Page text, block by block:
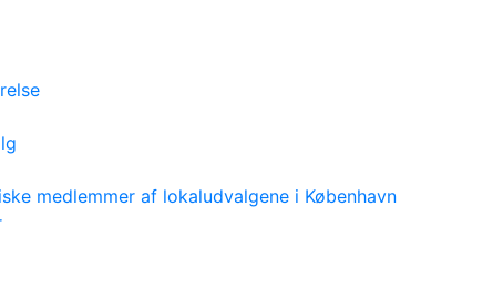
medlemmer af lokaludvalgene i København